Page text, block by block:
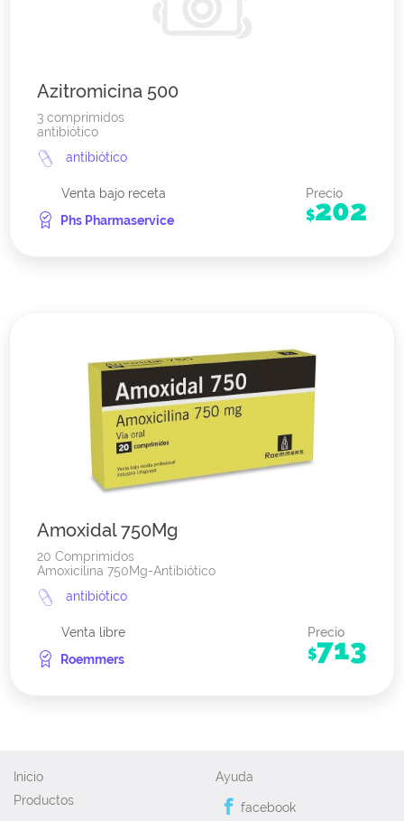
Azitromicina 500
3 comprimidos
antibiótico
antibiótico
Venta bajo receta
Phs Pharmaservice
Precio
$202
Amoxidal 750Mg
20 Comprimidos
Amoxicilina 750Mg-Antibiótico
antibiótico
Venta libre
Roemmers
Precio
$713
Inicio
Productos
Ayuda
facebook